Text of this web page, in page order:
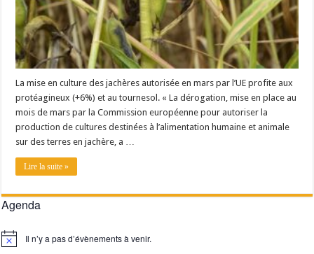
La mise en culture des jachères autorisée en mars par l’UE profite aux
protéagineux (+6%) et au tournesol. « La dérogation, mise en place au
mois de mars par la Commission européenne pour autoriser la
production de cultures destinées à l’alimentation humaine et animale
sur des terres en jachère, a …
Lire la suite »
Agenda
Notice Il n’y a pas d’évènements à venir.